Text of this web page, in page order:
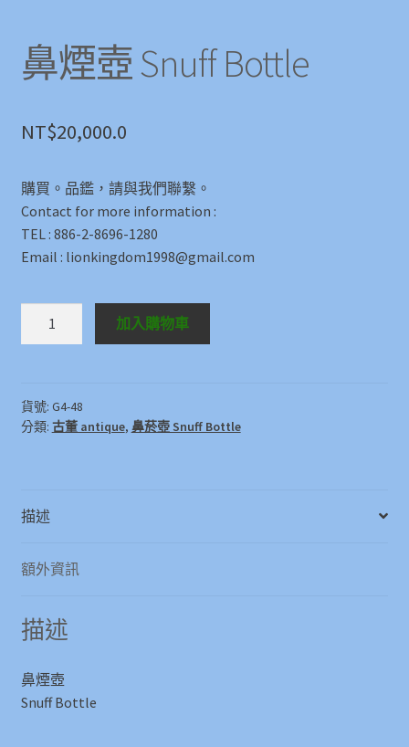
鼻煙壺 Snuff Bottle
NT$20,000.0
購買。品鑑，請與我們聯繫。
Contact for more information :
TEL : 886-2-8696-1280
Email : lionkingdom1998@gmail.com
Bottle
數
加入購物車
貨號: G4-48
分類: 古董 antique, 鼻菸壺 Snuff Bottle
描述
額外資訊
描述
鼻煙壺
Snuff Bottle